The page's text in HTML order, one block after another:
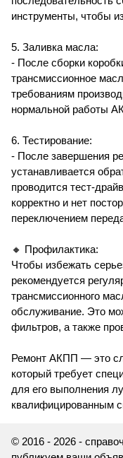
инструменты, чтобы
5. Заливка масла:
- После сборки
трансмиссионное
требованиям
нормальной работы
6. Тестирование:
- После завершения
устанавливается
проводится тест-
корректно и нет
переключением
🔸 Профилактика:
Чтобы избежать
рекомендуется
трансмиссионного
обслуживание. Это
фильтров, а также
Ремонт АКПП — это
который требует
для его выполнения
квалифицированным
© 2016 - 2026 -